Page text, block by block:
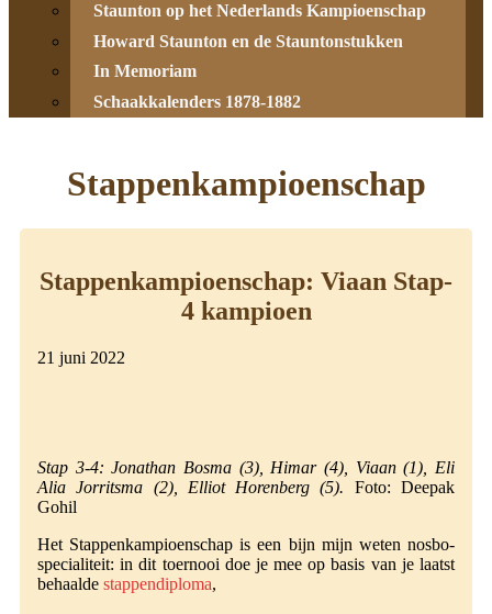
Staunton op het Nederlands Kampioenschap
Howard Staunton en de Stauntonstukken
In Memoriam
Schaakkalenders 1878-1882
Stappenkampioenschap
Stappenkampioenschap: Viaan Stap-
4 kampioen
21 juni 2022
Stap 3-4: Jonathan Bosma (3), Himar (4), Viaan (1), Eli
Alia Jorritsma (2), Elliot Horenberg (5). Foto: Deepak
Gohil
Het Stappenkampioenschap is een bijn mijn weten nosbo-
specialiteit: in dit toernooi doe je mee op basis van je laatst
behaalde stappendiploma,